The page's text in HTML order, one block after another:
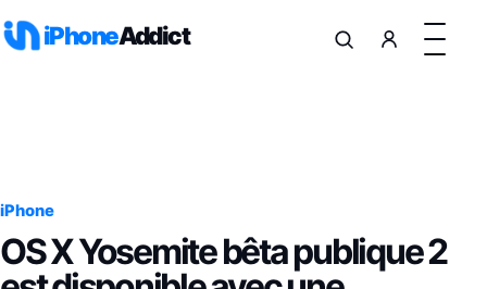
iPhoneAddict
iPhone
OS X Yosemite bêta publique 2